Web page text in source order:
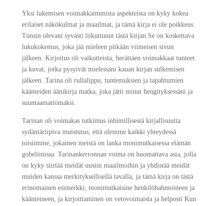
Yksi lukemisen voimakkaimmista aspekteista on kyky kokea
erilaiset näkökulmat ja maailmat, ja tämä kirja ei ole poikkeus.
Tunsin olevani syvästi liikuttunut tästä kirjan Se on koskettava
lukukokemus, joka jää mieleen pitkään viimeisen sivun
jälkeen. Kirjoitus oli vaikutteista, herättäen voimakkaat tunteet
ja kuvat, jotka pysyivät mielessäni kauan kirjan sulkemisen
jälkeen. Tarina oli rullalippu, tuntemuksien ja tapahtumien
käänteiden äänikirja matka, joka jätti minut hengityksessäni ja
suuntaamattomaksi.
Tarinan oli voimakas tutkimus inhimillisestä kirjallisuutta
sydäntäriipiva muistutus, että olemme kaikki yhteydessä
toisiimme, jokainen meistä on lanka monimutkaisessa elämän
gobeliinissa. Tarinankerronnan voima on huomattava asia, jolla
on kyky siirtää meidät uusiin maailmoihin ja yhdistää meidät
muiden kanssa merkityksellisellä tavalla, ja tämä kirja on tästä
erinomainen esimerkki, monimutkaisine henkilöhahmoineen ja
käänteineen, ja kirjoittaminen on vetovoimaista ja helposti Kun